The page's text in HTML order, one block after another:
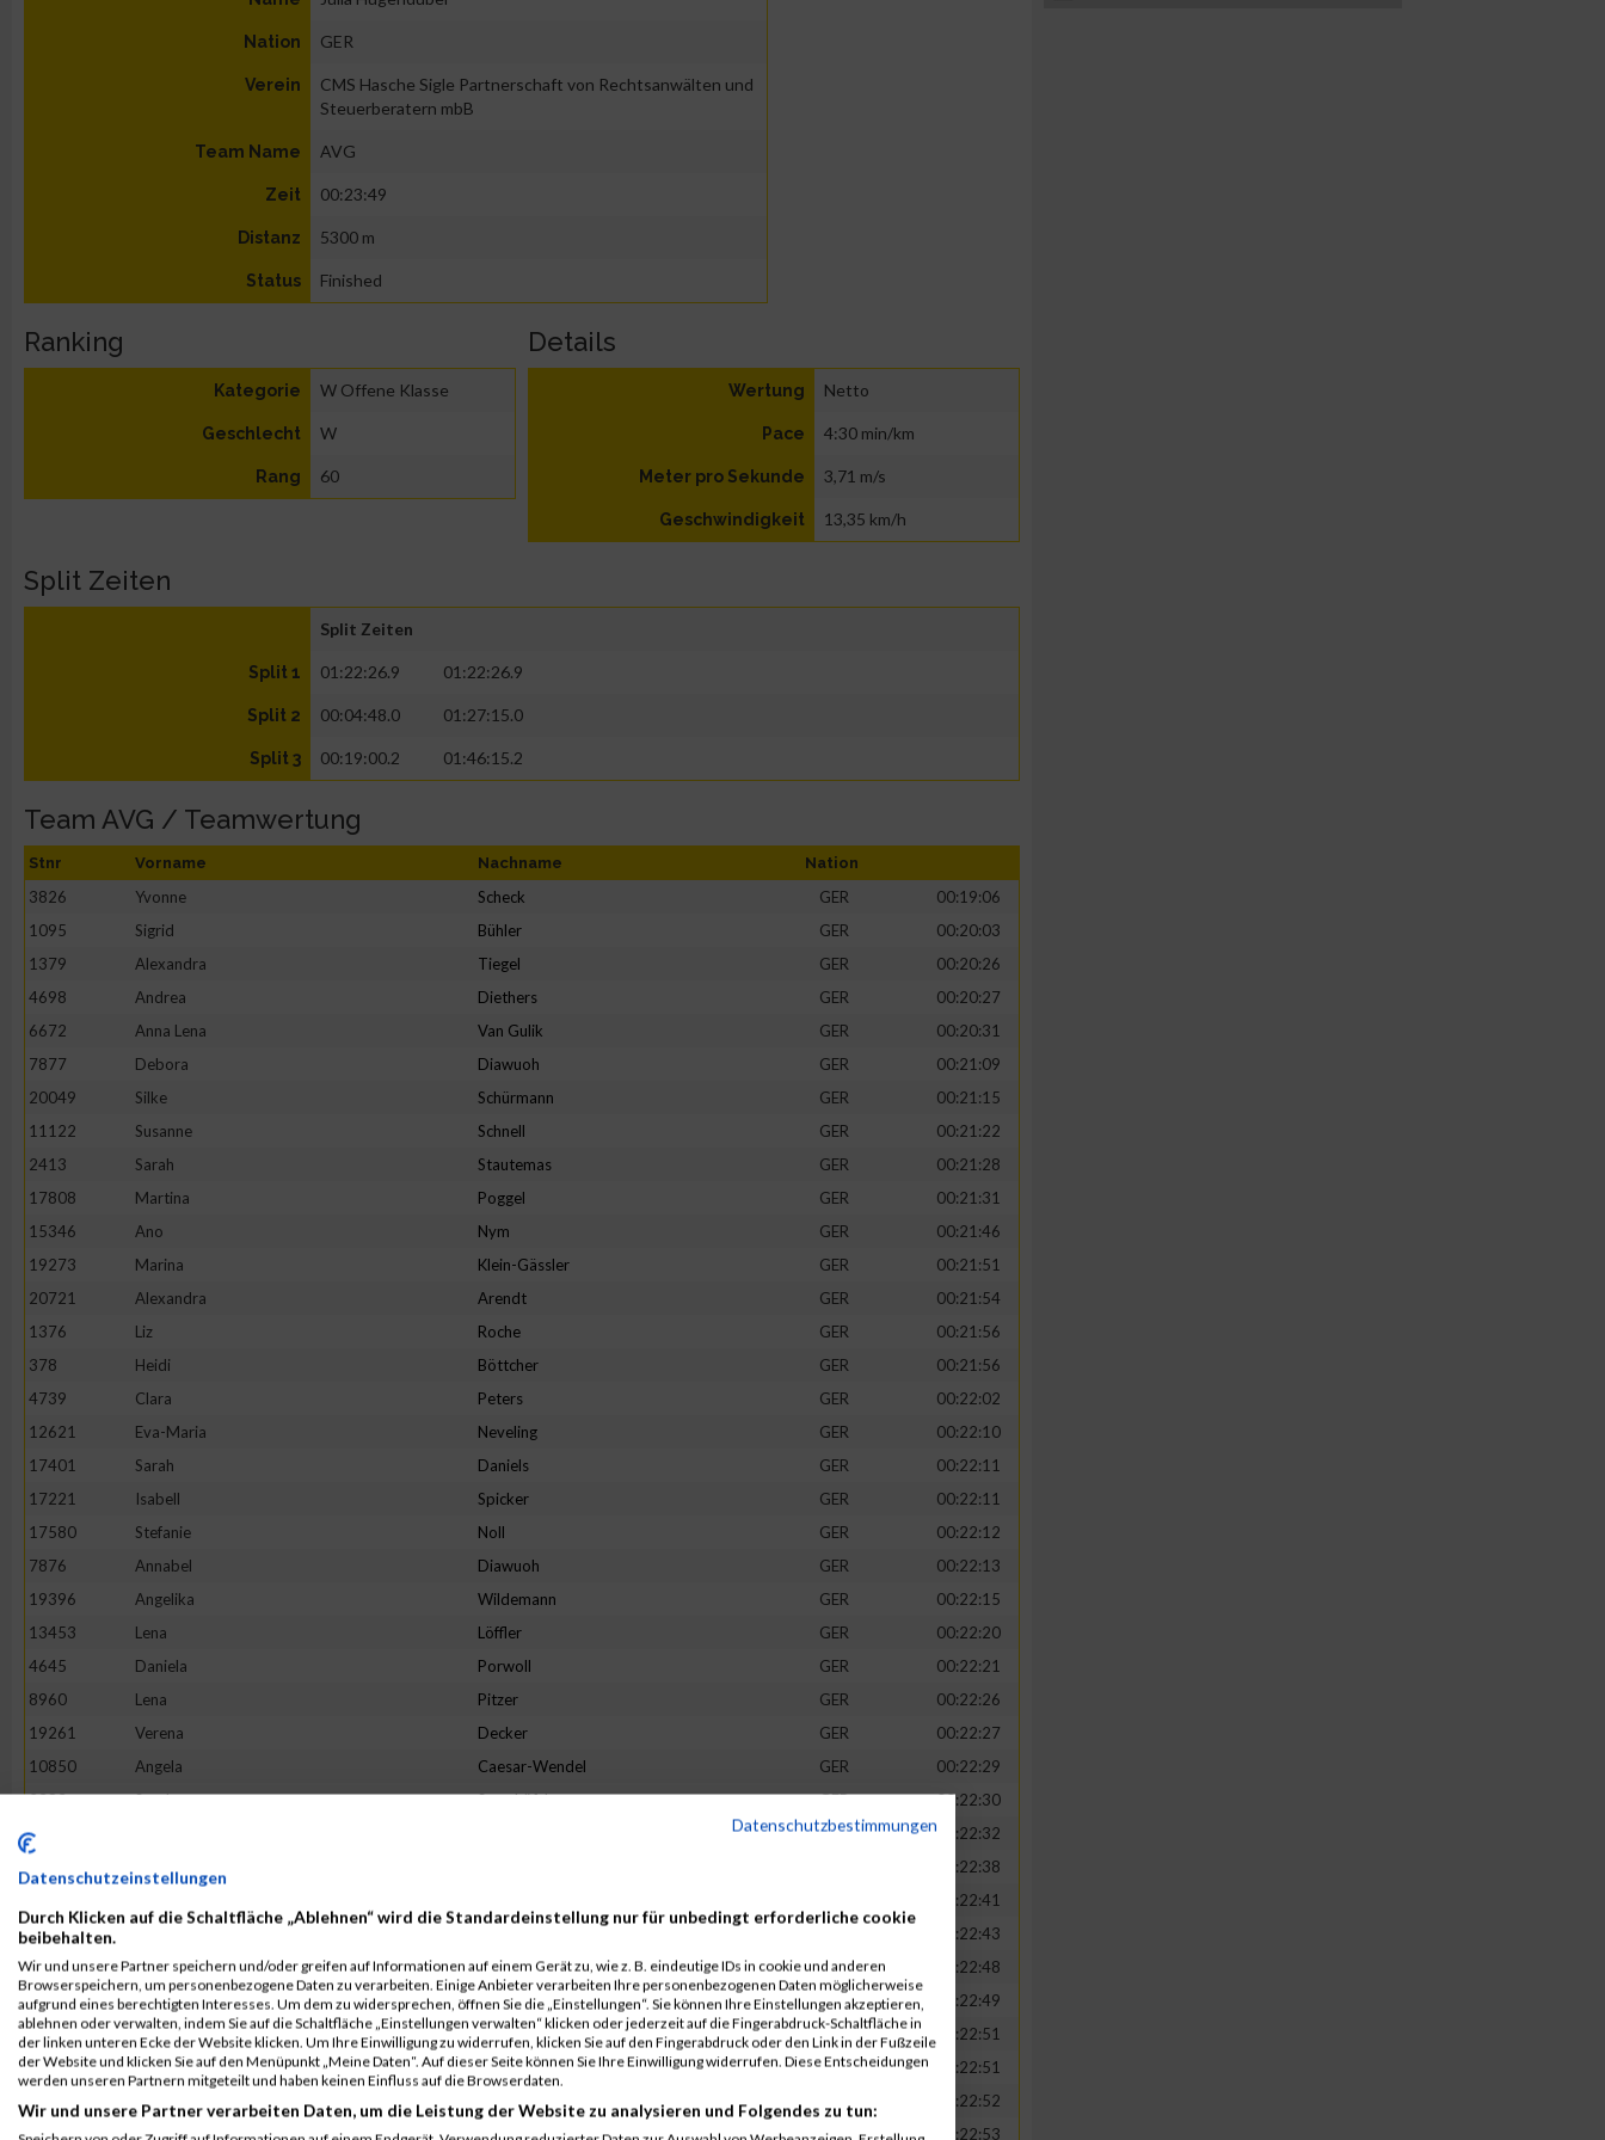
Nation GER
Verein
CMS Hasche Sigle Partnerschaft von Rechtsanwälten und
Steuerberatern mbB
Team Name AVG
Zeit 00:23:49
Distanz 5300 m
Status Finished
Ranking
Kategorie W Offene Klasse
Geschlecht W
Rang 60
Details
Wertung Netto
Pace 4:30 min/km
Meter pro Sekunde 3,71 m/s
Geschwindigkeit 13,35 km/h
Split Zeiten
Split Zeiten
Split 1 01:22:26.9 01:22:26.9
Split 2 00:04:48.0 01:27:15.0
Split 3 00:19:00.2 01:46:15.2
Team AVG / Teamwertung
Stnr Vorname Nachname Nation
3826 Yvonne Scheck GER
00:19:06
1095
Sigrid Bühler GER
00:20:03
1379
Alexandra Tiegel GER
00:20:26
4698
Andrea Diethers GER
00:20:27
6672
Anna Lena Van Gulik GER
00:20:31
7877
Debora Diawuoh GER
00:21:09
20049
Silke Schürmann GER
00:21:15
11122
Susanne Schnell GER
00:21:22
2413
Sarah Stautemas GER
00:21:28
17808
Martina Poggel GER
00:21:31
15346
Ano Nym GER
00:21:46
19273
Marina Klein-Gässler GER
00:21:51
20721
Alexandra Arendt GER
00:21:54
1376
Liz Roche GER
00:21:56
378
Heidi Böttcher GER
00:21:56
4739
Clara Peters GER
00:22:02
12621
Eva-Maria Neveling GER
00:22:10
17401
Sarah Daniels GER
00:22:11
17221
Isabell Spicker GER
00:22:11
17580
Stefanie Noll GER
00:22:12
7876
Annabel Diawuoh GER
00:22:13
19396
Angelika Wildemann GER
00:22:15
13453
Lena Löffler GER
00:22:20
4645
Daniela Porwoll GER
00:22:21
8960
Lena Pitzer GER
00:22:26
19261
Verena Decker GER
00:22:27
10850
Angela Caesar-Wendel GER
00:22:29
2383
Sarah Staschöfsky GER
00:22:30
9093
GER
00:22:32
00:22:38
00:22:41
18205
00:22:43
3475
Bianca Buchert-Legner GER
00:22:48
16268
Lotte Lehmbruck GER
00:22:49
5049
Sabine Eim GER
00:22:51
7653
Franziska Flügge GER
00:22:51
1380
Jeanne Li Voß
00:22:52
6002
Julia Halberstadt GER
00:22:53
Datenschutzbestimmungen
Datenschutzeinstellungen
Durch Klicken auf die Schaltfläche „Ablehnen“ wird die Standardeinstellung nur für unbedingt erforderliche cookie
beibehalten.
Wir und unsere Partner speichern und/oder greifen auf Informationen auf einem Gerät zu, wie z. B. eindeutige IDs in cookie und anderen
Browserspeichern, um personenbezogene Daten zu verarbeiten. Einige Anbieter verarbeiten Ihre personenbezogenen Daten möglicherweise
aufgrund eines berechtigten Interesses. Um dem zu widersprechen, öffnen Sie die „Einstellungen“. Sie können Ihre Einstellungen akzeptieren,
ablehnen oder verwalten, indem Sie auf die Schaltfläche „Einstellungen verwalten“ klicken oder jederzeit auf die Fingerabdruck-Schaltfläche in
der linken unteren Ecke der Website klicken. Um Ihre Einwilligung zu widerrufen, klicken Sie auf den Fingerabdruck oder den Link in der Fußzeile
der Website und klicken Sie auf den Menüpunkt „Meine Daten“. Auf dieser Seite können Sie Ihre Einwilligung widerrufen. Diese Entscheidungen
werden unseren Partnern mitgeteilt und haben keinen Einfluss auf die Browserdaten.
Wir und unsere Partner verarbeiten Daten, um die Leistung der Website zu analysieren und Folgendes zu tun: